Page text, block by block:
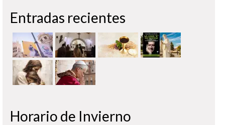
Entradas recientes
Horario de Invierno